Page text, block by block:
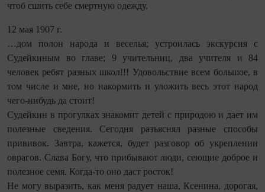
чтоб сшить себе смертную одежду.
12 мая 1907 г.
…дом полон народа и веселья; устроилась экскурсия с
Судейкиным во главе; 9 учительниц, два учителя и 84
человек ребят разных школ!!! Удовольствие всем большое, в
том числе и мне, но накормить и уложить весь этот народ
чего-нибудь да стоит!
Судейкин в прогулках знакомит детей с природою и дает им
полезные сведения. Сегодня разъяснял разные способы
прививок. Завтра, кажется, будет разговор об укреплении
овра­гов. Слава Богу, что прибывают люди, сеющие доброе и
полезное семя. Когда-то оно даст росток!
Не могу выразить, как меня радует наша, Ксенина, дорогая,